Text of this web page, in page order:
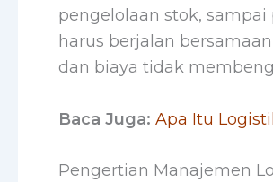
pengelolaan stok,
harus berjalan
dan biaya tidak
Baca Juga: Apa Itu
Pengertian Manajemen